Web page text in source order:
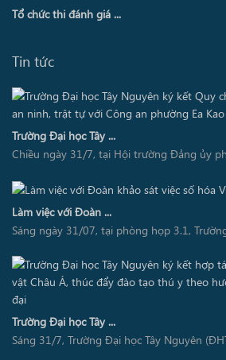
Tổ chức thi đánh giá ...
Tin tức
Trường Đại học Tây ...
Chiều ngày 31/7, tại Hội trường Đảng ủy
Làm việc với Đoàn ...
Sáng ngày 31/07, tại phòng họp 3.1,
Trường Đại học Tây ...
Sáng 31/7, Trường Đại học Tây Nguyên